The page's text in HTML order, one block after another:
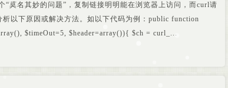
“莫名其妙的问题”，复制链接明明能在浏览器上访问，而curl请
以下原因或解决方法。如以下代码为例：public function
$timeOut=5, $header=array()){ $ch = curl_...